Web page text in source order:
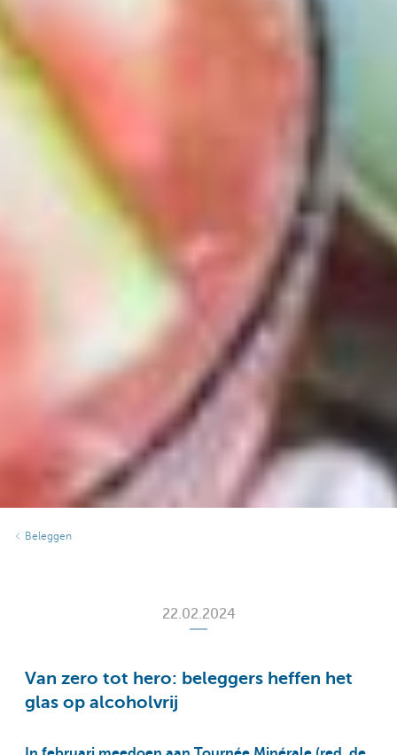
Beleggen
22.02.2024
Van zero tot hero: beleggers heffen het
glas op alcoholvrij